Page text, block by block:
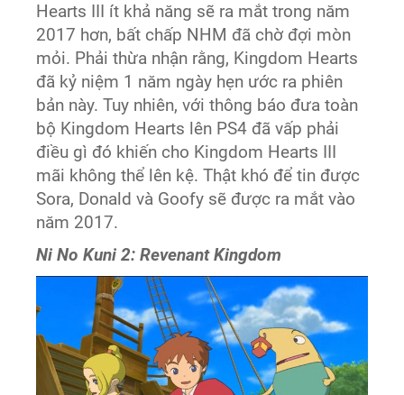
Hearts III ít khả năng sẽ ra mắt trong năm
2017 hơn, bất chấp NHM đã chờ đợi mòn
mỏi. Phải thừa nhận rằng, Kingdom Hearts
đã kỷ niệm 1 năm ngày hẹn ước ra phiên
bản này. Tuy nhiên, với thông báo đưa toàn
bộ Kingdom Hearts lên PS4 đã vấp phải
điều gì đó khiến cho Kingdom Hearts III
mãi không thể lên kệ. Thật khó để tin được
Sora, Donald và Goofy sẽ được ra mắt vào
năm 2017.
Ni No Kuni 2: Revenant Kingdom